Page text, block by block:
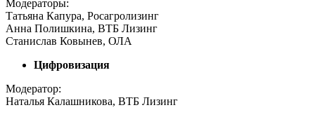
Модераторы:
Татьяна Капура, Росагролизинг
Анна Полишкина, ВТБ Лизинг
Станислав Ковынев, ОЛА
Цифровизация
Модератор:
Наталья Калашникова, ВТБ Лизинг